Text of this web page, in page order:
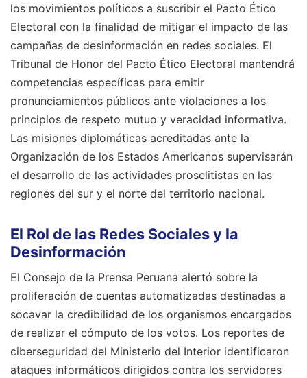
los movimientos políticos a suscribir el Pacto Ético
Electoral con la finalidad de mitigar el impacto de las
campañas de desinformación en redes sociales. El
Tribunal de Honor del Pacto Ético Electoral mantendrá
competencias específicas para emitir
pronunciamientos públicos ante violaciones a los
principios de respeto mutuo y veracidad informativa.
Las misiones diplomáticas acreditadas ante la
Organización de los Estados Americanos supervisarán
el desarrollo de las actividades proselitistas en las
regiones del sur y el norte del territorio nacional.
El Rol de las Redes Sociales y la
Desinformación
El Consejo de la Prensa Peruana alertó sobre la
proliferación de cuentas automatizadas destinadas a
socavar la credibilidad de los organismos encargados
de realizar el cómputo de los votos. Los reportes de
ciberseguridad del Ministerio del Interior identificaron
ataques informáticos dirigidos contra los servidores